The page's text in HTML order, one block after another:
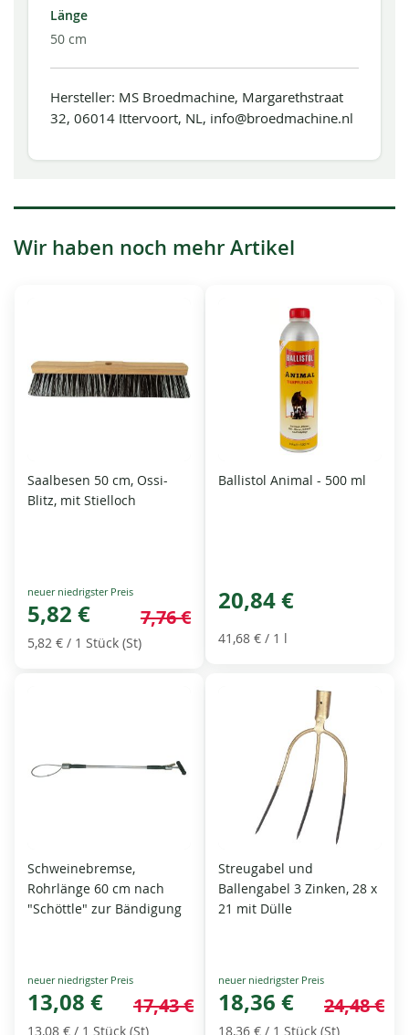
Länge
50 cm
Hersteller: MS Broedmachine, Margarethstraat
32, 06014 Ittervoort, NL, info@broedmachine.nl
Wir haben noch mehr Artikel
Saalbesen 50 cm, Ossi-
Blitz, mit Stielloch
Special
Price
5,82 € 7,76 €
5,82 € / 1 Stück (St)
Ballistol Animal - 500 ml
20,84 €
41,68 € / 1 l
Schweinebremse,
Rohrlänge 60 cm nach
"Schöttle" zur Bändigung
Special
Price
13,08 € 17,43 €
13,08 € / 1 Stück (St)
Streugabel und
Ballengabel 3 Zinken, 28 x
21 mit Dülle
Special
Price
18,36 € 24,48 €
18,36 € / 1 Stück (St)